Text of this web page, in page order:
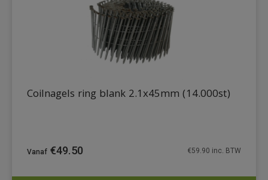
Coilnagels ring blank 2.1x45mm (14.000st)
€49.50 €59.90 inc. BTW